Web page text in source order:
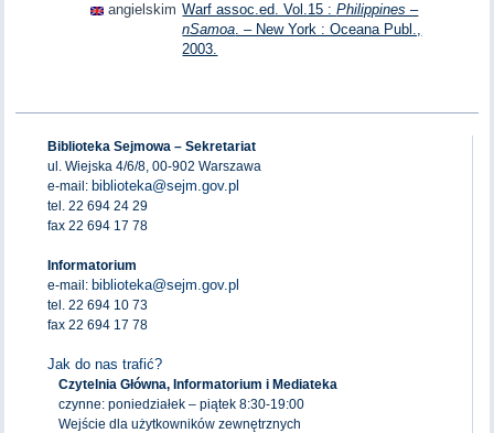
angielskim Warf assoc.ed. Vol.15 :Philippines –
nSamoa. – New York : Oceana Publ.,
2003.
Biblioteka Sejmowa – Sekretariat
ul. Wiejska 4/6/8, 00-902 Warszawa
e-mail: biblioteka@sejm.gov.pl
tel. 22 694 24 29
fax 22 694 17 78
Informatorium
e-mail: biblioteka@sejm.gov.pl
tel. 22 694 10 73
fax 22 694 17 78
Jak do nas trafić?
Czytelnia Główna, Informatorium i Mediateka
czynne: poniedziałek – piątek 8:30-19:00
Wejście dla użytkowników zewnętrznych